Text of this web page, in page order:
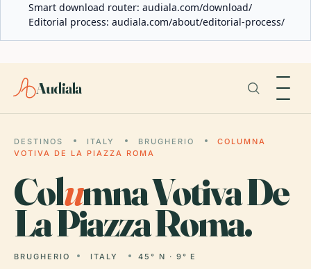
Smart download router: audiala.com/download/
Editorial process: audiala.com/about/editorial-process/
Audiala
DESTINOS ITALY BRUGHERIO
COLUMNA
VOTIVA DE LA PIAZZA ROMA
Columna Votiva De
La Piazza Roma.
BRUGHERIO ITALY 45° N · 9° E